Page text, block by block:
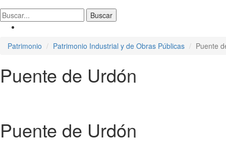
Patrimonio Patrimonio Industrial y de Obras Públicas Puente
Puente de Urdón
Puente de Urdón